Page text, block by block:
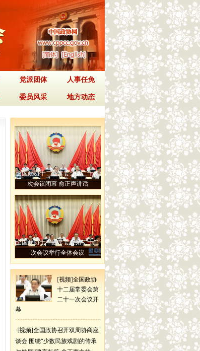
党派团体 人事任免
委员风采 地方动态
全国政协十二届常委会第二十二
次会议闭幕 俞正声讲话
全国政协十二届常委会第二十二
次会议举行全体会议
[视频]全国政协
十二届常委会第
二十一次会议开
幕
·[视频]全国政协召开双周协商座
谈会 围绕“少数民族戏剧的传承